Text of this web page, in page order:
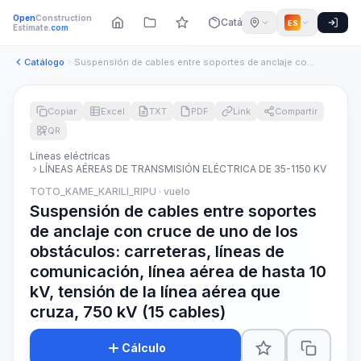
OpenConstruction
Estimate.com Catálogo ES
Catálogo Suspensión de cables entre soportes de anclaje con cruce de ...
Copiar Excel TXT PDF Link
Compartir
QR
Líneas eléctricas
LÍNEAS AÉREAS DE TRANSMISIÓN ELÉCTRICA DE 35-1150 KV
TOTO_KAME_KARILI_RIPU · vuelo
Suspensión de cables entre soportes
de anclaje con cruce de uno de los
obstáculos: carreteras, líneas de
comunicación, línea aérea de hasta 10
kV, tensión de la línea aérea que
cruza, 750 kV (15 cables)
Cálculo